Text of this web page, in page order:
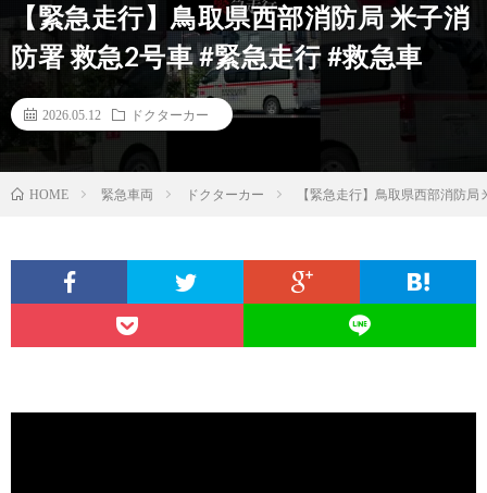
【緊急走行】鳥取県西部消防局 米子消
防署 救急2号車 #緊急走行 #救急車
2026.05.12 ドクターカー
HOME 緊急車両 ドクターカー 【緊急走行】鳥取県西部消防